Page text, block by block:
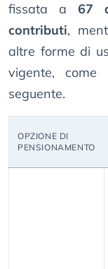
fissata a67
contributi,
altre forme di
vigente, come
seguente.
OPZIONE DI
PENSIONAMENTO